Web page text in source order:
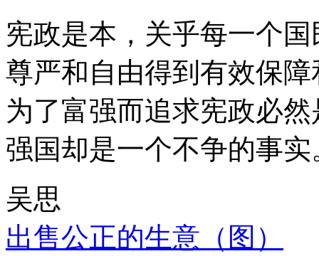
宪政是本，关乎每一个
尊严和自由得到有效保
为了富强而追求宪政必
强国却是一个不争的事实
吴思
出售公正的生意（图）